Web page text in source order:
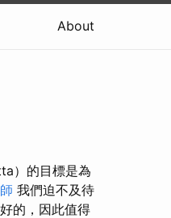
About
）的目標是為
我們迫不及待
的，因此值得